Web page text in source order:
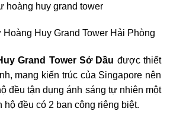
Hoàng Huy Grand Tower Hải Phòng
Grand Tower Sở Dầu được thiết
mang kiến trúc của Singapore nên
đều tận dụng ánh sáng tự nhiên một
hộ đều có 2 ban công riêng biệt.